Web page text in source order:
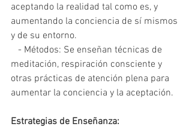
aceptando la realidad tal como es, y
aumentando la conciencia de sí mismos
y de su entorno.
meditación, respiración consciente y
otras prácticas de atención plena para
aumentar la conciencia y la aceptación.
Estrategias de Enseñanza: